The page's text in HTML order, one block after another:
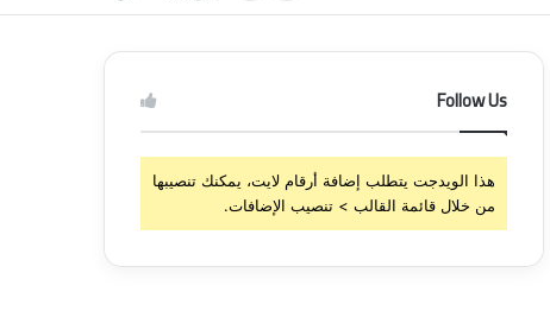
Follow Us
هذا الويدجت يتطلب إضافة أرقام لايت، يمكنك تنصيبها
من خلال قائمة القالب > تنصيب الإضافات.